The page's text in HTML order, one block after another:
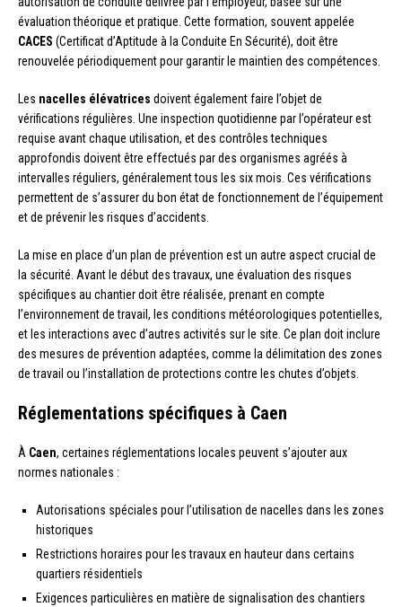
évaluation théorique et pratique. Cette formation, souvent appelée
CACES (Certificat d’Aptitude à la Conduite En Sécurité), doit être
renouvelée périodiquement pour garantir le maintien des compétences.
Les nacelles élévatrices doivent également faire l’objet de
vérifications régulières. Une inspection quotidienne par l’opérateur est
requise avant chaque utilisation, et des contrôles techniques
approfondis doivent être effectués par des organismes agréés à
intervalles réguliers, généralement tous les six mois. Ces vérifications
permettent de s’assurer du bon état de fonctionnement de l’équipement
et de prévenir les risques d’accidents.
La mise en place d’un plan de prévention est un autre aspect crucial de
la sécurité. Avant le début des travaux, une évaluation des risques
spécifiques au chantier doit être réalisée, prenant en compte
l’environnement de travail, les conditions météorologiques potentielles,
et les interactions avec d’autres activités sur le site. Ce plan doit inclure
des mesures de prévention adaptées, comme la délimitation des zones
de travail ou l’installation de protections contre les chutes d’objets.
Réglementations spécifiques à Caen
À Caen, certaines réglementations locales peuvent s’ajouter aux
normes nationales :
Autorisations spéciales pour l’utilisation de nacelles dans les zones
historiques
Restrictions horaires pour les travaux en hauteur dans certains
quartiers résidentiels
Exigences particulières en matière de signalisation des chantiers